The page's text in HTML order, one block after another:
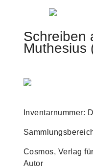
Jump to navigation
Schreiben
Muthesius
Inventarnummer:
Cosmos, Verlag
Autor